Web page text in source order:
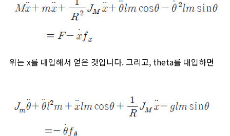
위는 x를 대입해서 얻은 것입니다. 그리고, theta를 대입하면